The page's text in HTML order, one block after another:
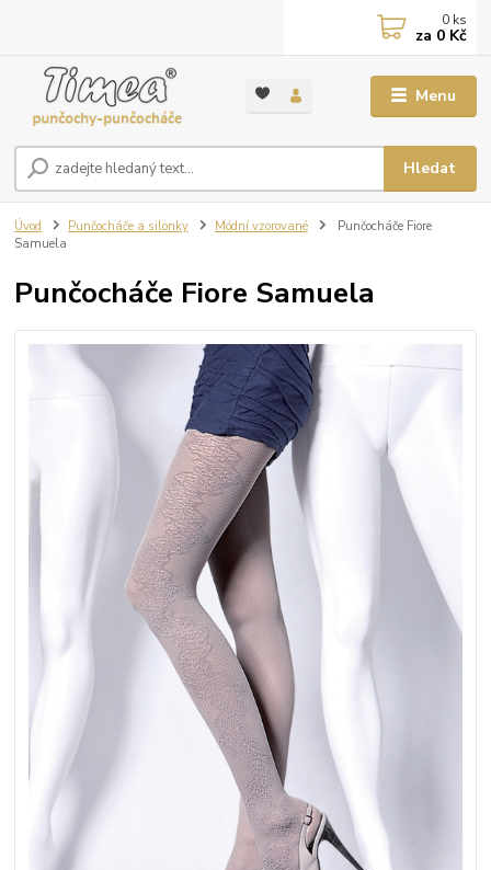
Menu
Hledat
0 ks
za 0 Kč
Úvod Punčocháče a silonky Módní vzorované
Punčocháče Fiore
Samuela
Punčocháče Fiore Samuela